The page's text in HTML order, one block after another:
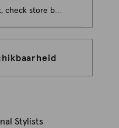
beschikbaarheid
Stylists